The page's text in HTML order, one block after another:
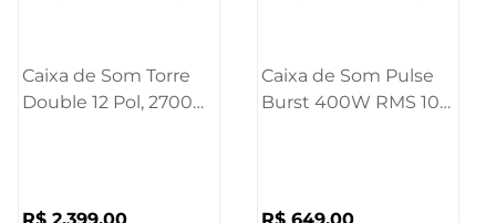
Caixa de Som Torre
Double 12 Pol, 2700W
Caixa de Som Pulse
Burst 400W RMS 10"